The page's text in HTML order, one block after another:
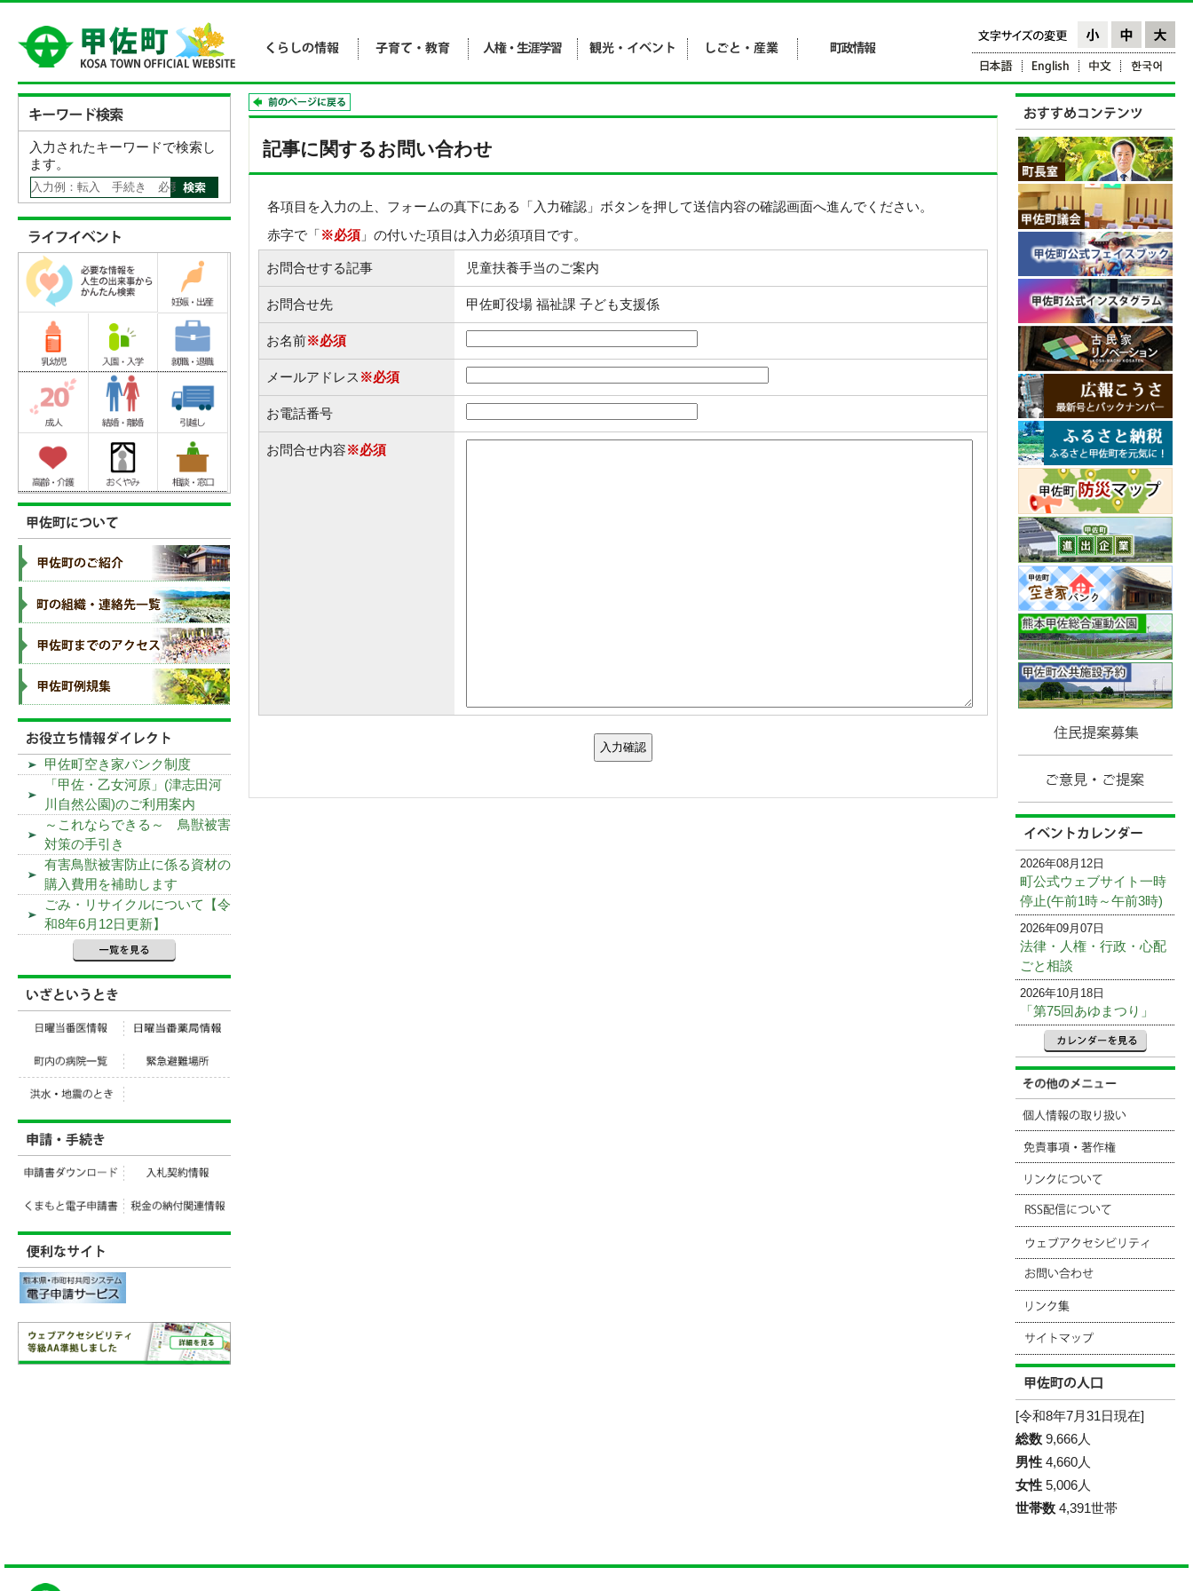
記事に関するお問い合わせ
各項目を入力の上、フォームの真下にある「入力確認」ボタンを押して送信内容の確認画面へ進んでください。
赤字で「※必須 」の付いた項目は入力必須項目です。
お問合せする記事 児童扶養手当のご案内
お問合せ先 甲佐町役場 福祉課 子ども支援係
お名前※必須
メールアドレス ※必須
お電話番号
お問合せ内容※必須
2026年08月12日
町公式ウェブサイト一時
停止(午前1時～午前3時)
2026年09月07日
法律・人権・行政・心配
ごと相談
2026年10月18日
「第75回あゆまつり」
[令和8年7月31日現在]
総数 9,666人
男性 4,660人
女性 5,006人
世帯数 4,391世帯
入力されたキーワードで検索し
ます。
甲佐町空き家バンク制度
「甲佐・乙女河原」(津志田河
川自然公園)のご利用案内
～これならできる～ 鳥獣被害
対策の手引き
有害鳥獣被害防止に係る資材の
購入費用を補助します
ごみ・リサイクルについて【令
和8年6月12日更新】